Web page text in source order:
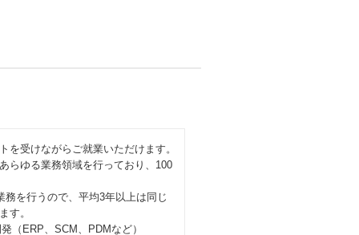
受けながらご就業いただけます。
る業務領域を行っており、100
を行うので、平均3年以上は同じ
す。
ERP、SCM、PDMなど）